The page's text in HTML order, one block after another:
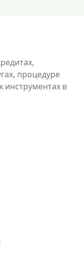
процедуре
инструментах в